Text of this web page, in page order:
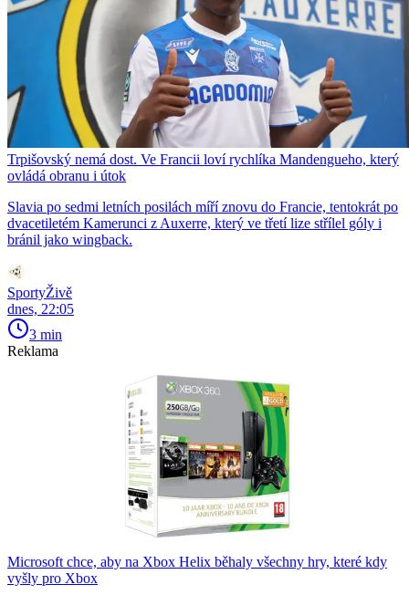
Trpišovský nemá dost. Ve Francii loví rychlíka Mandengueho, který
ovládá obranu i útok
Slavia po sedmi letních posilách míří znovu do Francie, tentokrát po
dvacetiletém Kamerunci z Auxerre, který ve třetí lize střílel góly i
bránil jako wingback.
SportyŽivě
dnes, 22:05
3 min
Reklama
Microsoft chce, aby na Xbox Helix běhaly všechny hry, které kdy
vyšly pro Xbox